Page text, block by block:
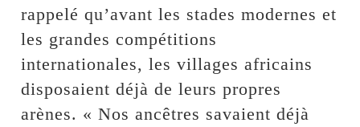
rappelé qu’avant les stades modernes et
les grandes compétitions
internationales, les villages africains
disposaient déjà de leurs propres
arènes. « Nos ancêtres savaient déjà